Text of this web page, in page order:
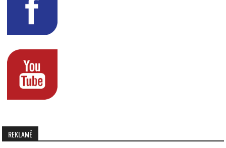
REKLAMË